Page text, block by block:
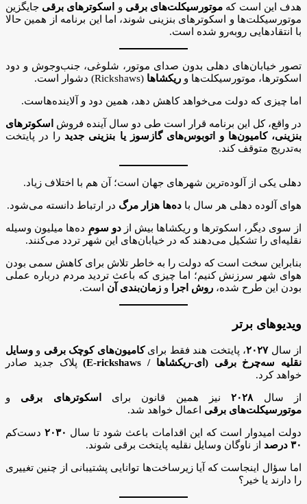
هدف این است که موتورسیکلت‌های برقی و اسکوترهای برقی جایگزین
موتورسیکلت‌ها و اسکوترهای بنزینی شوند، اما این برنامه از همین حالا
با انتقادهایی روبه‌رو شده است.
تصور خیابان‌های دهلی بدون صدای موتور، شلوغی، جنب‌وجوش و دود
اسکوترها، موتورسیکلت‌ها و ریکشاها (Rickshaws) دشوار است.
اما چیزی که دولت می‌خواهد کاهش دهد، همین دود و آلاینده‌هاست.
در واقع، کل این برنامه قرار است طی دو سال آینده فروش
اسکوترهای
بنزینی، کامیون‌ها و اتوبوس‌های گازسوز یا بنزینی جدید را در پایتخت
به‌تدریج متوقف کند.
دهلی یکی از آلوده‌ترین شهرهای جهان است؛ آن هم با اختلاف زیاد.
هوای آلوده دهلی هر سال با ده‌ها هزار مرگ در ارتباط دانسته می‌شود.
از سوی دیگر، اسکوترها و ریکشاها بیش ازدو سومِ ده‌ها میلیون وسیله
نقلیه‌ای را تشکیل می‌دهند که در خیابان‌های این شهر تردد می‌کنند.
بنابراین سخت است که دولت را به خاطر تلاش برای کاهش سمی بودن
هوای شهر سرزنش کنیم؛ اما چیزی که باعث تردید مردم درباره عملی
بودن این طرح شده، روش اجرا و زمان‌بندی آن است.
ویدیوهای برتر
از سال۲۰۲۷، پایتخت هند فقط برایکامیون‌های کوچک برقی و وسایل
نقلیه سه‌چرخ برقی (ای-ریکشاها / E-rickshaws)
پلاک جدید صادر
خواهد کرد.
از سال ۲۰۲۸نیز همین قانون برای اسکوترهای برقی و
موتورسیکلت‌های برقی اعمال خواهد شد.
دولت امیدوار است که این اقدامات باعث شود تا سال ۲۰۳۰دست‌کم
۳۰ درصد
از ناوگان وسایل نقلیه پایتخت برقی شوند.
اما سؤال اینجاست که آیا زیرساخت‌ها توانایی پشتیبانی از چنین تغییری
را دارند یا خیر؟